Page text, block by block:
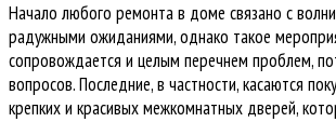
Начало любого ремонта в доме связано с
радужными ожиданиями, однако такое
сопровождается и целым перечнем проблем,
вопросов. Последние, в частности, касаются
крепких и красивых межкомнатных дверей,